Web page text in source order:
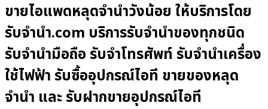
ขายไอแพดหลุดจำนำวังน้อย ให้บริการโดย
รับจํานํา.com บริการรับจำนำของทุกชนิด
รับจำนำมือถือ รับจำโทรศัพท์ รับจำนำเครื่อง
ใช้ไฟฟ้า รับซื้ออุปกรณ์ไอที ขายของหลุด
จำนำ และ รับฝากขายอุปกรณ์ไอที